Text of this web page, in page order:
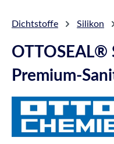
Dichtstoffe Silikon
OTTOSEAL®
Premium-